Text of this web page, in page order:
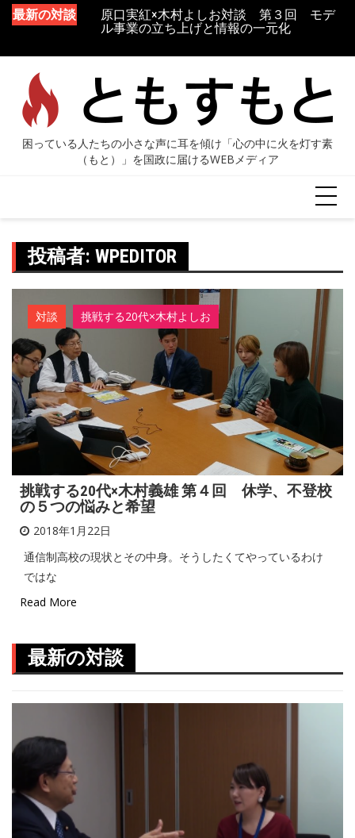
最新の対談
原口実紅×木村よしお対談 第３回 モデ
ル事業の立ち上げと情報の一元化
原口実紅×木村よしお対談 第２回 「気
り
投稿者: WPEDITOR
対談 挑戦する20代×木村よしお
挑戦する20代×木村義雄 第４回 休学、不登校
の５つの悩みと希望
2018年1月22日
通信制高校の現状とその中身。そうしたくてやっているわけ
ではな
Read More
最新の対談